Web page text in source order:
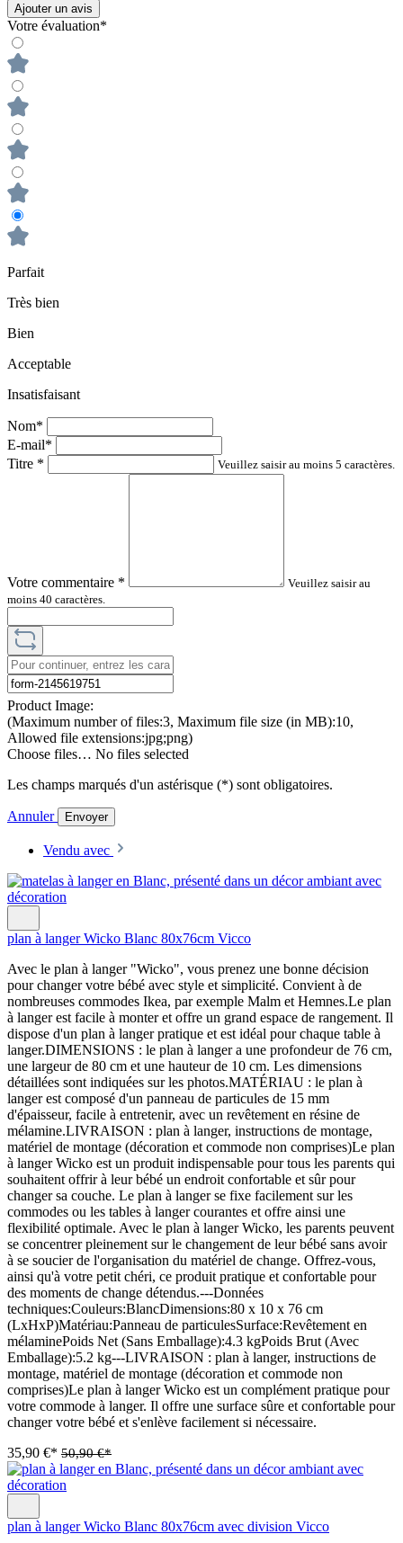
Ajouter un avis
Votre évaluation*
Parfait
Très bien
Bien
Acceptable
Insatisfaisant
Nom*
E-mail*
Titre * Veuillez saisir au moins 5 caractères.
Votre commentaire *
Veuillez saisir au
moins 40 caractères.
Product Image:
(Maximum number of files:3, Maximum file size (in MB):10,
Allowed file extensions:jpg;png)
Choose files… No files selected
Les champs marqués d'un astérisque (*) sont obligatoires.
Annuler Envoyer
Vendu avec
plan à langer Wicko Blanc 80x76cm Vicco
Avec le plan à langer "Wicko", vous prenez une bonne décision
pour changer votre bébé avec style et simplicité. Convient à de
nombreuses commodes Ikea, par exemple Malm et Hemnes.Le plan
à langer est facile à monter et offre un grand espace de rangement. Il
dispose d'un plan à langer pratique et est idéal pour chaque table à
langer.DIMENSIONS : le plan à langer a une profondeur de 76 cm,
une largeur de 80 cm et une hauteur de 10 cm. Les dimensions
détaillées sont indiquées sur les photos.MATÉRIAU : le plan à
langer est composé d'un panneau de particules de 15 mm
d'épaisseur, facile à entretenir, avec un revêtement en résine de
mélamine.LIVRAISON : plan à langer, instructions de montage,
matériel de montage (décoration et commode non comprises)Le plan
à langer Wicko est un produit indispensable pour tous les parents qui
souhaitent offrir à leur bébé un endroit confortable et sûr pour
changer sa couche. Le plan à langer se fixe facilement sur les
commodes ou les tables à langer courantes et offre ainsi une
flexibilité optimale. Avec le plan à langer Wicko, les parents peuvent
se concentrer pleinement sur le changement de leur bébé sans avoir
à se soucier de l'organisation du matériel de change. Offrez-vous,
ainsi qu'à votre petit chéri, ce produit pratique et confortable pour
des moments de change détendus.---Données
techniques:Couleurs:BlancDimensions:80 x 10 x 76 cm
(LxHxP)Matériau:Panneau de particulesSurface:Revêtement en
mélaminePoids Net (Sans Emballage):4.3 kgPoids Brut (Avec
Emballage):5.2 kg---LIVRAISON : plan à langer, instructions de
montage, matériel de montage (décoration et commode non
comprises)Le plan à langer Wicko est un complément pratique pour
votre commode à langer. Il offre une surface sûre et confortable pour
changer votre bébé et s'enlève facilement si nécessaire.
35,90 €* 50,90 €*
plan à langer Wicko Blanc 80x76cm avec division Vicco